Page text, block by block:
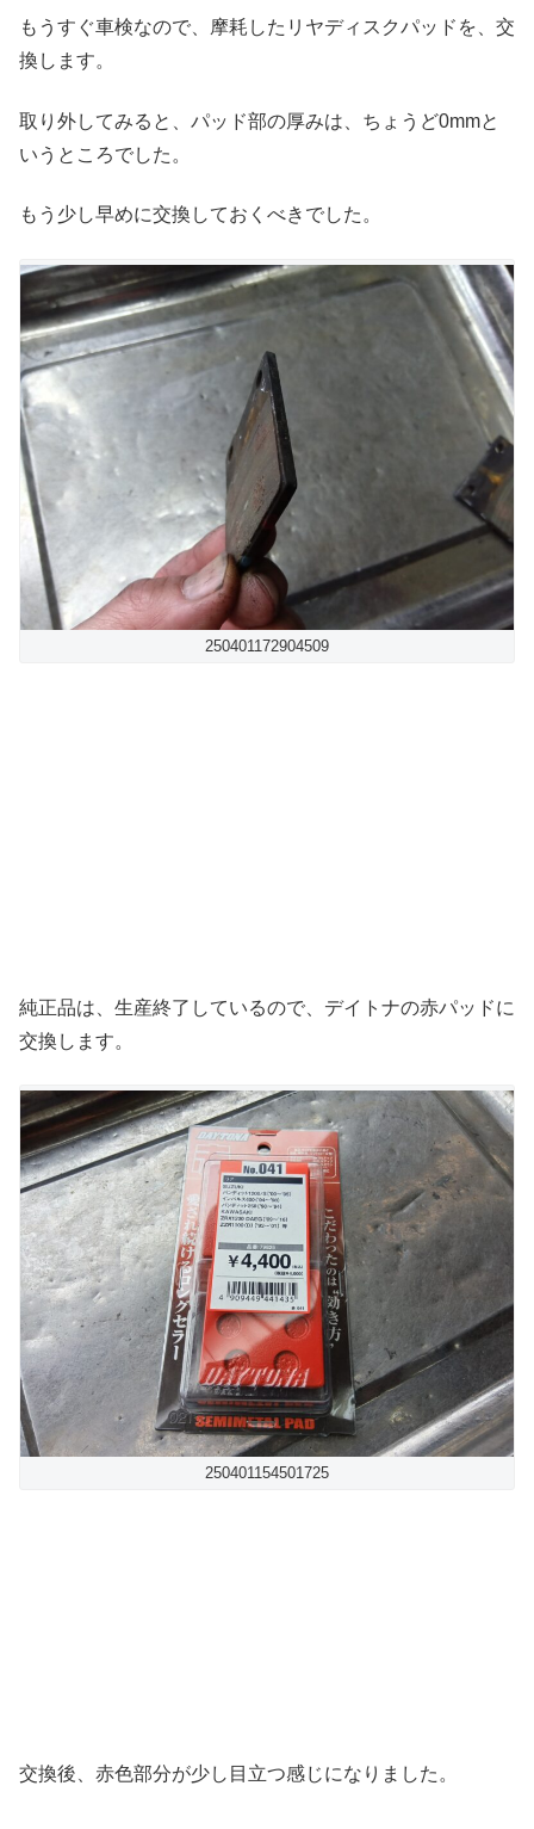
もうすぐ車検なので、摩耗したリヤディスクパッドを、交
換します。
取り外してみると、パッド部の厚みは、ちょうど0mmと
いうところでした。
もう少し早めに交換しておくべきでした。
250401172904509
純正品は、生産終了しているので、デイトナの赤パッドに
交換します。
250401154501725
交換後、赤色部分が少し目立つ感じになりました。